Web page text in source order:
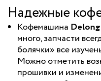
Надежные
Кофемашина
много, запчасти
болячки» все
Можно отметить
прошивки и